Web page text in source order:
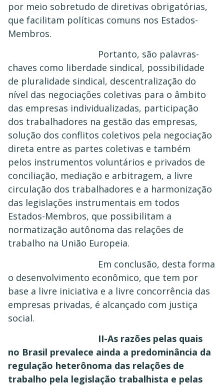
por meio sobretudo de diretivas obrigatórias,
que facilitam políticas comuns nos Estados-
Membros.
Portanto, são palavras-
chaves como liberdade sindical, possibilidade
de pluralidade sindical, descentralização do
nível das negociações coletivas para o âmbito
das empresas individualizadas, participação
dos trabalhadores na gestão das empresas,
solução dos conflitos coletivos pela negociação
direta entre as partes coletivas e também
pelos instrumentos voluntários e privados de
conciliação, mediação e arbitragem, a livre
circulação dos trabalhadores e a harmonização
das legislações instrumentais em todos
Estados-Membros, que possibilitam a
normatização autônoma das relações de
trabalho na União Europeia.
Em conclusão, desta forma
o desenvolvimento econômico, que tem por
base a livre iniciativa e a livre concorrência das
empresas privadas, é alcançado com justiça
social.
II-As razões pelas quais
no Brasil prevalece ainda a predominância da
regulação heterônoma das relações de
trabalho pela legislação trabalhista e pelas